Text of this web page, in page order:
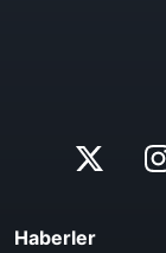
Haberler